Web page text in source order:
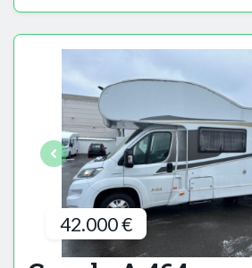
42.000 €